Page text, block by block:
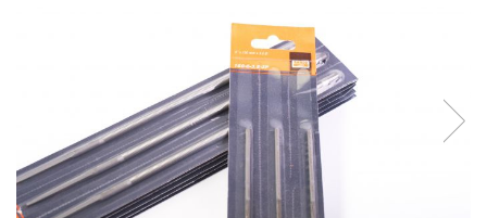
Piese de schimb vehicule electrice
Scutere electrice
Scutere pe benzina
Tricicluri cargo fara permis